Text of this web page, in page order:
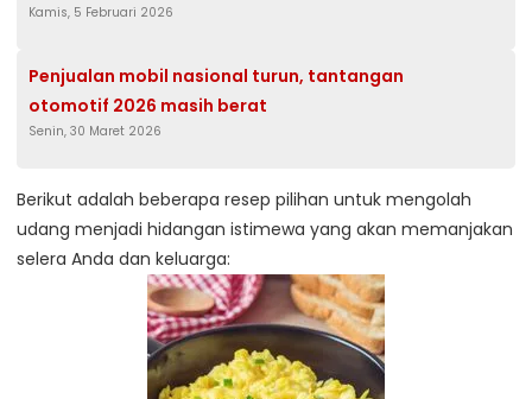
Kamis, 5 Februari 2026
Penjualan mobil nasional turun, tantangan
otomotif 2026 masih berat
Senin, 30 Maret 2026
Berikut adalah beberapa resep pilihan untuk mengolah
udang menjadi hidangan istimewa yang akan memanjakan
selera Anda dan keluarga: